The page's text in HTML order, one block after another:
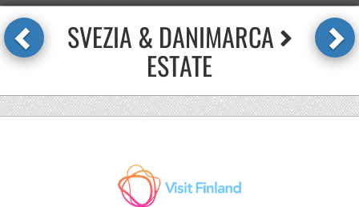
SVEZIA & DANIMARCA
ESTATE